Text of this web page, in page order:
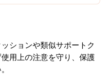
ションや類似サポートク
用上の注意を守り、保護